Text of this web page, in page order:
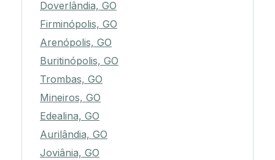
Doverlândia, GO
Firminópolis, GO
Arenópolis, GO
Buritinópolis, GO
Trombas, GO
Mineiros, GO
Edealina, GO
Aurilândia, GO
Joviânia, GO